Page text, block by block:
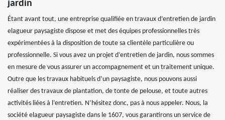
jardin
Étant avant tout, une entreprise qualifiée en travaux d’entretien de jardin
elagueur paysagiste dispose et met des équipes professionnelles très
expérimentées à la disposition de toute sa clientèle particulière ou
professionnelle. Si vous avez un projet d’entretien de jardin, nous sommes
en mesure de vous assurer un accompagnement et un traitement unique.
Outre que les travaux habituels d’un paysagiste, nous pouvons aussi
réaliser des travaux de plantation, de tonte de pelouse, et toute autres
activités liées à l’entretien. N’hésitez donc, pas à nous appeler. Nous, la
société elagueur paysagiste dans le 1607, vous garantirons un service de